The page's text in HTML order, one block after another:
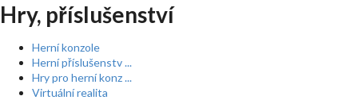
Hry, příslušenství
Herní konzole
Herní příslušenstv ...
Hry pro herní konz ...
Virtuální realita